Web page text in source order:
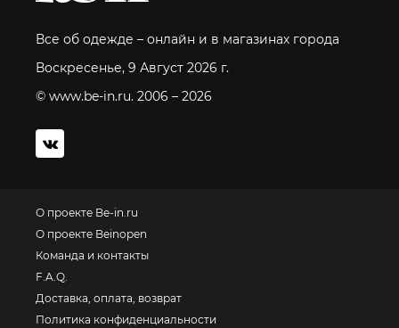
Все об одежде – онлайн и в магазинах города
Воскресенье, 9 Август 2026 г.
© www.be-in.ru. 2006 – 2026
О проекте Be-in.ru
О проекте Beinopen
Команда и контакты
F.A.Q.
Доставка, оплата, возврат
Политика конфиденциальности